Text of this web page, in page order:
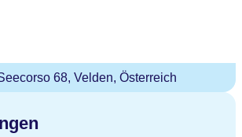
68, Velden, Österreich